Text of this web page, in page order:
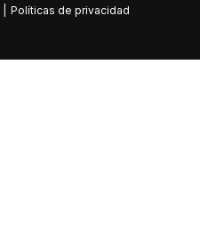
Políticas de privacidad